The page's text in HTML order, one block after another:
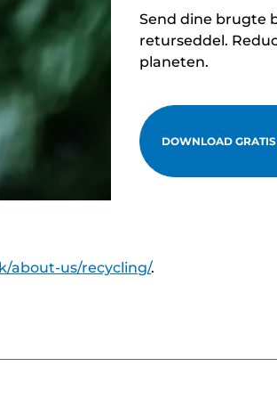
Send dine brugte
returseddel.
planeten.
DOWNLOAD
about-us/recycling/.